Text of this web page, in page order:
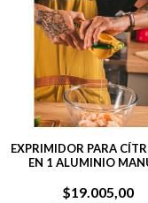
EXPRIMIDOR PARA
EN 1 ALUMINIO
$19.005,00